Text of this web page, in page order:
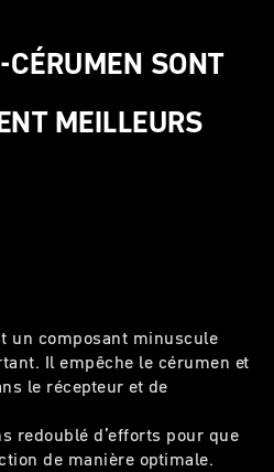
SONT
MEILLEURS
un composant minuscule
Il empêche le cérumen et
le récepteur et de
redoublé d’efforts pour que
de manière optimale.